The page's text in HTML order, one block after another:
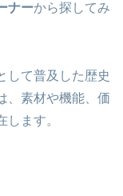
ナーから探してみ
して普及した歴史
、素材や機能、価
ます。